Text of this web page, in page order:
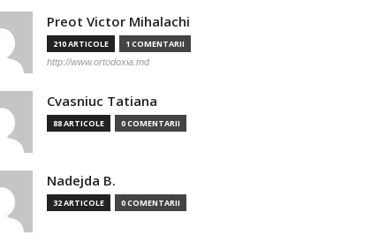
Preot Victor Mihalachi
210 ARTICOLE 1 COMENTARII
http://www.ortodoxia.md
Cvasniuc Tatiana
88 ARTICOLE 0 COMENTARII
Nadejda B.
32 ARTICOLE 0 COMENTARII